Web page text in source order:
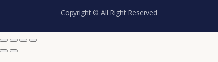
Copyright © All Right Reserved